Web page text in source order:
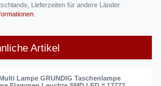
Lieferzeiten für andere Länder
Artikel
Lampe GRUNDIG Taschenlampe